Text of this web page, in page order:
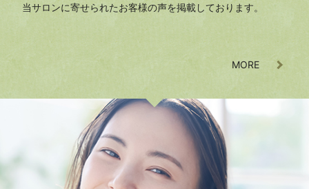
当サロンに寄せられたお客様の声を掲載しております。
MORE